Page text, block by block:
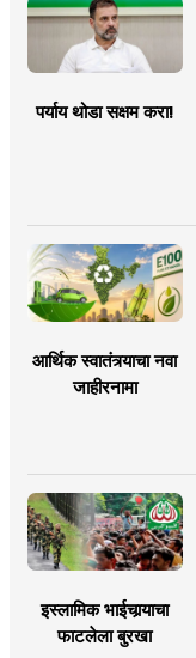
पर्याय थोडा सक्षम करा!
आर्थिक स्वातंत्र्याचा नवा
जाहीरनामा
इस्लामिक भाईचार्‍याचा
फाटलेला बुरखा